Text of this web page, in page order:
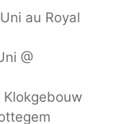
au Royal
@